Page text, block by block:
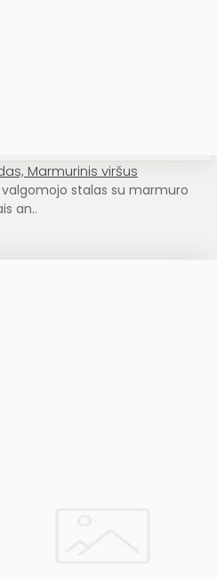
Marmurinis viršus
stalas su marmuro
an..